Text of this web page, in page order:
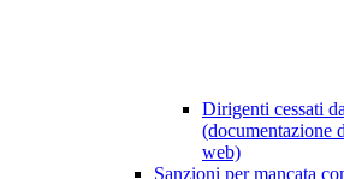
Dirigenti cessati
(documentazione
web)
Sanzioni per mancata